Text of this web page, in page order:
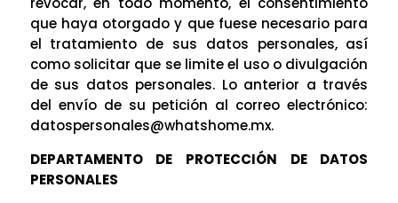
que haya otorgado y que fuese necesario para
el tratamiento de sus datos personales, así
como solicitar que se limite el uso o divulgación
de sus datos personales. Lo anterior a través
del envío de su petición al correo electrónico:
datospersonales@whatshome.mx.
DEPARTAMENTO DE PROTECCIÓN DE DATOS
PERSONALES